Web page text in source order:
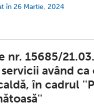
în 26 Martie, 2024
nr. 15685/
având
în cadrul